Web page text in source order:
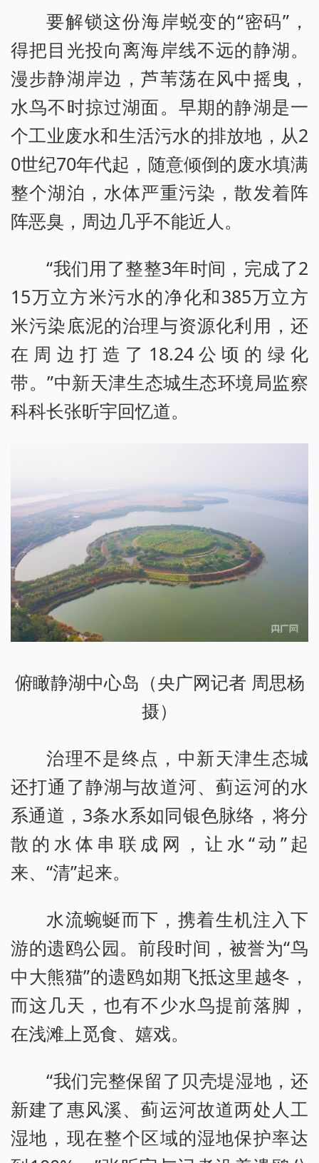
要解锁这份海岸蜕变的“密码”，
得把目光投向离海岸线不远的静湖。
漫步静湖岸边，芦苇荡在风中摇曳，
水鸟不时掠过湖面。早期的静湖是一
个工业废水和生活污水的排放地，从2
0世纪70年代起，随意倾倒的废水填满
整个湖泊，水体严重污染，散发着阵
阵恶臭，周边几乎不能近人。
“我们用了整整3年时间，完成了2
15万立方米污水的净化和385万立方
米污染底泥的治理与资源化利用，还
在周边打造了18.24公顷的绿化
带。”中新天津生态城生态环境局监察
科科长张昕宇回忆道。
俯瞰静湖中心岛（央广网记者 周思杨
摄）
治理不是终点，中新天津生态城
还打通了静湖与故道河、蓟运河的水
系通道，3条水系如同银色脉络，将分
散的水体串联成网，让水“动”起
来、“清”起来。
水流蜿蜒而下，携着生机注入下
游的遗鸥公园。前段时间，被誉为“鸟
中大熊猫”的遗鸥如期飞抵这里越冬，
而这几天，也有不少水鸟提前落脚，
在浅滩上觅食、嬉戏。
“我们完整保留了贝壳堤湿地，还
新建了惠风溪、蓟运河故道两处人工
湿地，现在整个区域的湿地保护率达